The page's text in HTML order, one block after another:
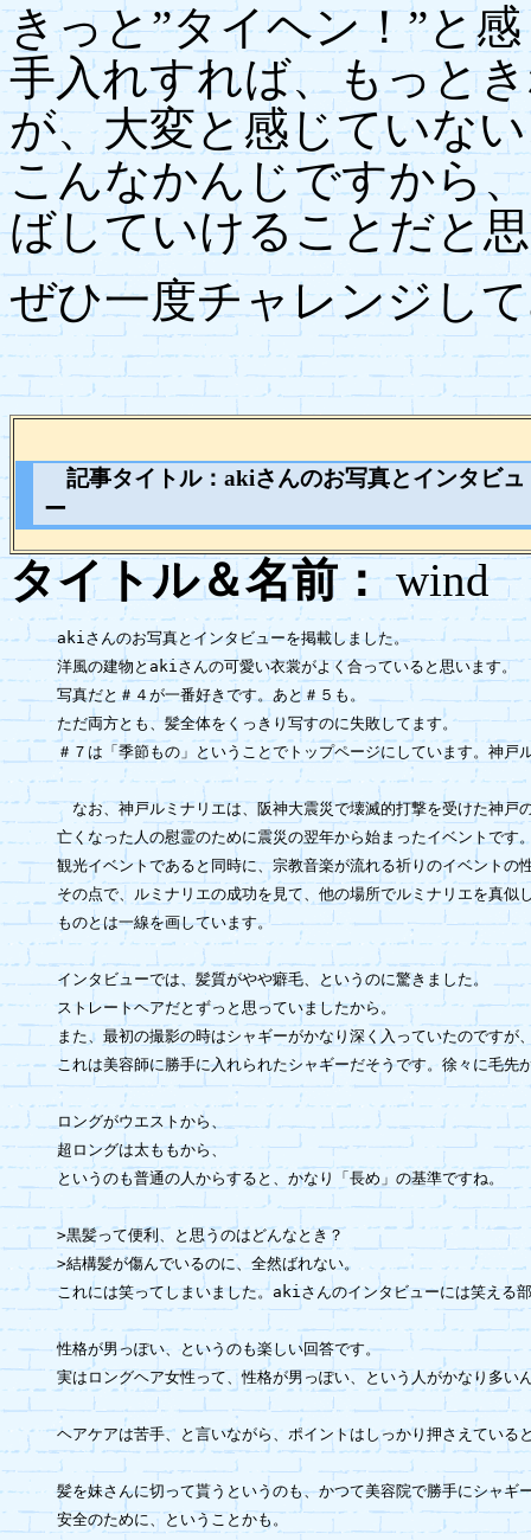
きっと”タイヘン！”と
手入れすれば、もっと
が、大変と感じていな
こんなかんじですから
ばしていけることだと
ぜひ一度チャレンジし
記事タイトル：akiさんのお写真とインタビュ
ー
タイトル＆名前：
akiさんのお写真とインタビューを掲載しました。
洋風の建物とakiさんの可愛い衣裳がよく合っていると思います。
写真だと＃４が一番好きです。あと＃５も。
ただ両方とも、髪全体をくっきり写すのに失敗してます。
＃７は「季節もの」ということでトップページにしています。神戸
なお、神戸ルミナリエは、阪神大震災で壊滅的打撃を受けた神戸
亡くなった人の慰霊のために震災の翌年から始まったイベントです
観光イベントであると同時に、宗教音楽が流れる祈りのイベントの
その点で、ルミナリエの成功を見て、他の場所でルミナリエを真似
ものとは一線を画しています。
インタビューでは、髪質がやや癖毛、というのに驚きました。
ストレートヘアだとずっと思っていましたから。
また、最初の撮影の時はシャギーがかなり深く入っていたのですが
これは美容師に勝手に入れられたシャギーだそうです。徐々に毛先
ロングがウエストから、
超ロングは太ももから、
というのも普通の人からすると、かなり「長め」の基準ですね。
>黒髪って便利、と思うのはどんなとき？
>結構髪が傷んでいるのに、全然ばれない。
これには笑ってしまいました。akiさんのインタビューには笑える
性格が男っぽい、というのも楽しい回答です。
実はロングヘア女性って、性格が男っぽい、という人がかなり多い
ヘアケアは苦手、と言いながら、ポイントはしっかり押さえている
髪を妹さんに切って貰うというのも、かつて美容院で勝手にシャギ
安全のために、ということかも。